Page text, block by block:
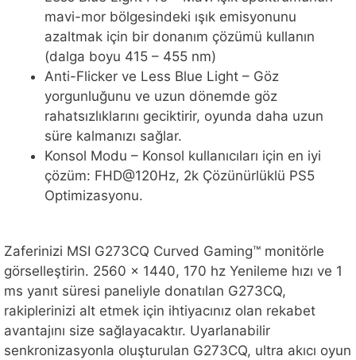
mavi-mor bölgesindeki ışık emisyonunu
azaltmak için bir donanım çözümü kullanın
(dalga boyu 415 – 455 nm)
Anti-Flicker ve Less Blue Light – Göz
yorgunluğunu ve uzun dönemde göz
rahatsızlıklarını geciktirir, oyunda daha uzun
süre kalmanızı sağlar.
Konsol Modu – Konsol kullanıcıları için en iyi
çözüm: FHD@120Hz, 2k Çözünürlüklü PS5
Optimizasyonu.
Zaferinizi MSI G273CQ Curved Gaming™ monitörle
görselleştirin. 2560 x 1440, 170 hz Yenileme hızı ve 1
ms yanıt süresi paneliyle donatılan G273CQ,
rakiplerinizi alt etmek için ihtiyacınız olan rekabet
avantajını size sağlayacaktır. Uyarlanabilir
senkronizasyonla oluşturulan G273CQ, ultra akıcı oyun